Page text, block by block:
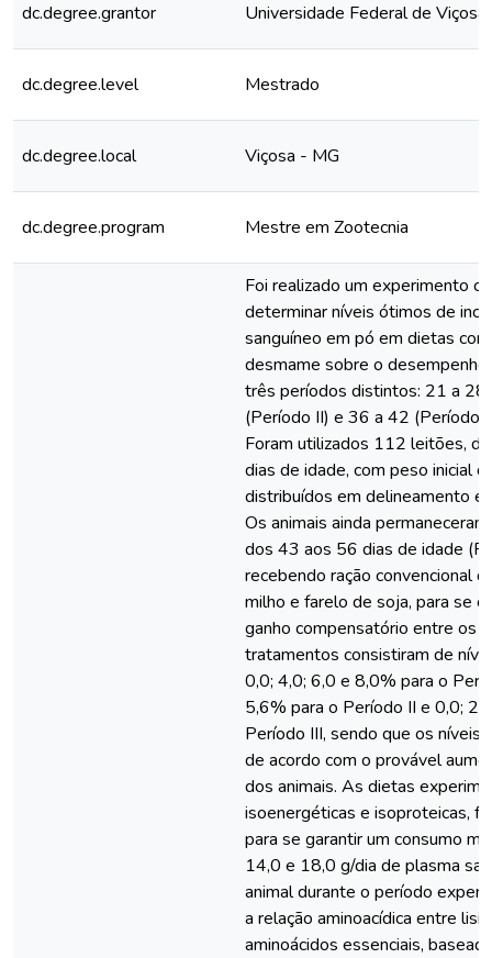
dc.degree.grantor Universidade Federal de Viçosa
dc.degree.level Mestrado
dc.degree.local Viçosa - MG
dc.degree.program Mestre em Zootecnia
Foi realizado um experimento
determinar níveis ótimos de
sanguíneo em pó em dietas
desmame sobre o
três períodos distintos: 21 a
(Período II) e 36 a 42 (Período
Foram utilizados 112 leitões,
dias de idade, com peso inicial
distribuídos em delineamento
Os animais ainda
dos 43 aos 56 dias de idade
recebendo ração convencional
milho e farelo de soja, para se
ganho compensatório entre os
tratamentos consistiram de
0,0; 4,0; 6,0 e 8,0% para o
5,6% para o Período II e 0,0;
Período III, sendo que os níveis
de acordo com o provável
dos animais. As dietas
isoenergéticas e isoproteicas,
para se garantir um consumo
14,0 e 18,0 g/dia de plasma
animal durante o período
a relação aminoacídica entre
aminoácidos essenciais,